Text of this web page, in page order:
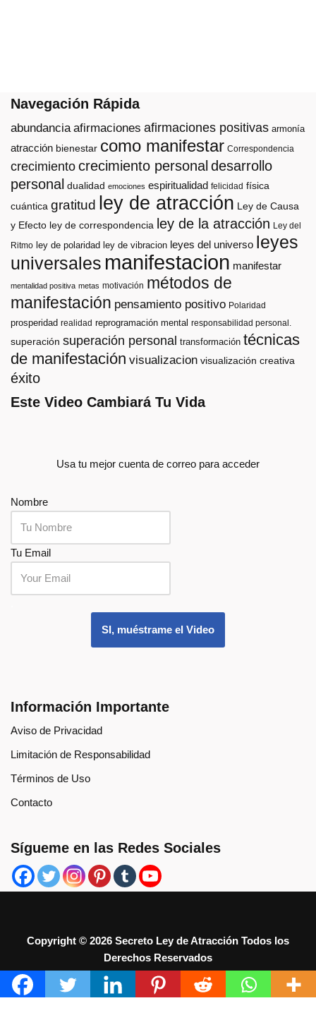
Navegación Rápida
abundancia afirmaciones afirmaciones positivas armonía
atracción bienestar como manifestar Correspondencia
crecimiento crecimiento personal desarrollo
personal dualidad emociones espiritualidad felicidad física
cuántica gratitud ley de atracción Ley de Causa
y Efecto ley de correspondencia ley de la atracción Ley del
Ritmo ley de polaridad ley de vibracion leyes del universo
leyes
universales manifestacion manifestar
mentalidad positiva metas motivación métodos de
manifestación pensamiento positivo Polaridad
prosperidad realidad reprogramación mental responsabilidad personal.
superación superación personal transformación técnicas
de manifestación visualizacion visualización creativa
éxito
Este Video Cambiará Tu Vida
Usa tu mejor cuenta de correo para acceder
Nombre
Tu Email
SI, muéstrame el Video
Información Importante
Aviso de Privacidad
Limitación de Responsabilidad
Términos de Uso
Contacto
Sígueme en las Redes Sociales
Copyright © 2026 Secreto Ley de Atracción Todos los
Derechos Reservados
Neve | Funciona gracias a WordPress